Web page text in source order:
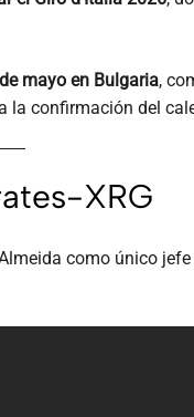
mayo en Bulgaria,
la confirmación del
XRG
como único